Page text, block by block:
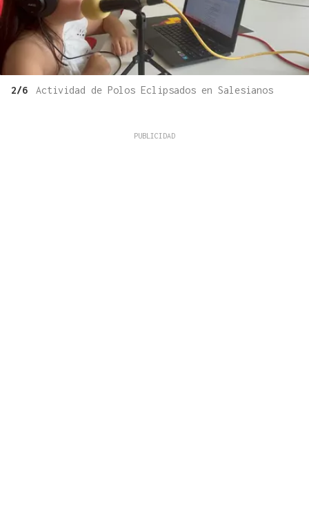
2/6 Actividad de Polos Eclipsados en Salesianos